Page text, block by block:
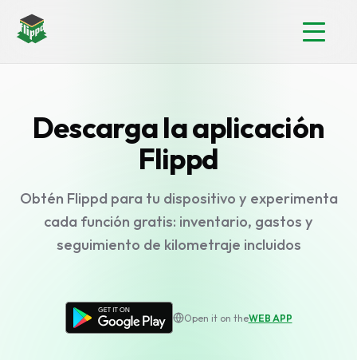
Descarga la aplicación
Flippd
Obtén Flippd para tu dispositivo y experimenta
cada función gratis: inventario, gastos y
seguimiento de kilometraje incluidos
Open it on theWEB APP